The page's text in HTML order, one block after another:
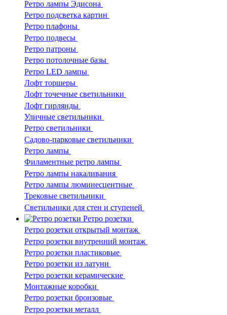
Ретро лампы Эдисона
Ретро подсветка картин
Ретро плафоны
Ретро подвесы
Ретро патроны
Ретро потолочные базы
Ретро LED лампы
Лофт торшеры
Лофт точечные светильники
Лофт гирлянды
Уличные светильники
Ретро светильники
Садово-парковые светильники
Ретро лампы
Филаментные ретро лампы
Ретро лампы накаливания
Ретро лампы люминесцентные
Трековые светильники
Светильники для стен и ступеней
Ретро розетки
Ретро розетки открытый монтаж
Ретро розетки внутренний монтаж
Ретро розетки пластиковые
Ретро розетки из латуни
Ретро розетки керамические
Монтажные коробки
Ретро розетки бронзовые
Ретро розетки металл